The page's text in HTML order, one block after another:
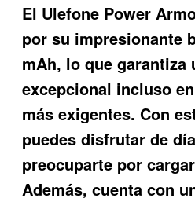
El Ulefone Power
por su impresionante
mAh, lo que garantiza
excepcional incluso
más exigentes. Con
puedes disfrutar de
preocuparte por
Además, cuenta con